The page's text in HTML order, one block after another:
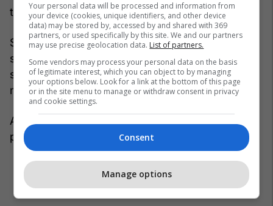
tonë", shpjegon ai.
Stuart Masson, redaktor i The Car Expert, thotë
se automjetet elektrike "kanë më pak përbërës
sesa makinat me benzinë ose naftë, por shumë
nga ato përbërës që kanë janë mjaft të shtrenjtë".
Ai thotë se problemi tjetër është mungesa e
pjesëve dhe teknikëve.
Your personal data will be processed and information from
your device (cookies, unique identifiers, and other device
data) may be stored by, accessed by and shared with 369
partners, or used specifically by this site. We and our partners
may use precise geolocation data. List of partners.
Some vendors may process your personal data on the basis
of legitimate interest, which you can object to by managing
your options below. Look for a link at the bottom of this page
or in the site menu to manage or withdraw consent in privacy
and cookie settings.
Consent
Manage options